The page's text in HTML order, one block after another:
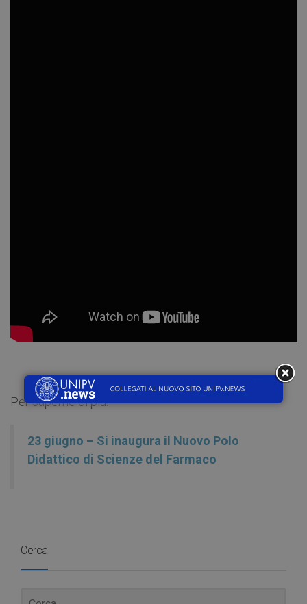
Per saperne di più:
23 giugno – Si inaugura il Nuovo Polo
Didattico di Scienze del Farmaco
Cerca